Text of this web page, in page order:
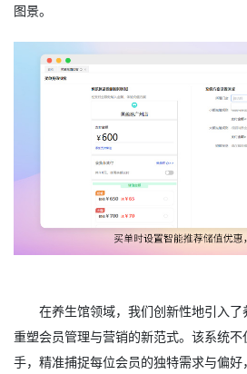
图景。
在养生馆领域，我们创新性地引入
重塑会员管理与营销的新范式。该系统
手，精准捕捉每位会员的独特需求与偏